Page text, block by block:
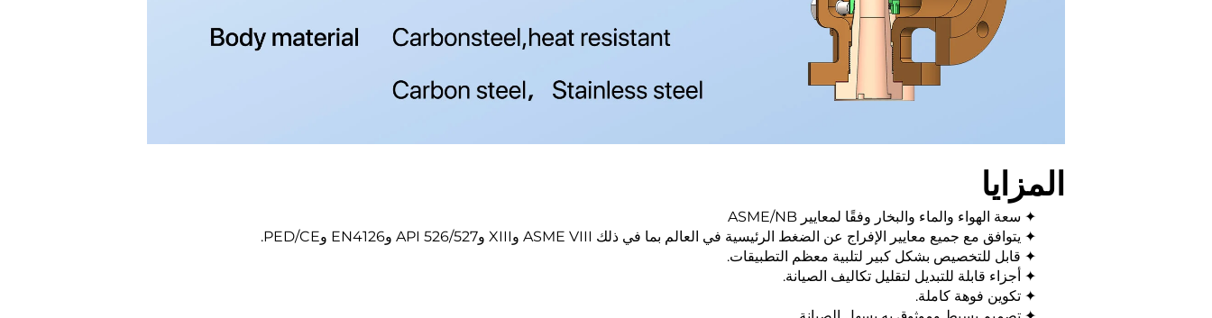
المزايا
✦ سعة الهواء والماء والبخار وفقًا لمعايير ASME/NB
✦ يتوافق مع جميع معايير الإفراج عن الضغط الرئيسية في العالم بما في ذلك ASME VIII وXIII وAPI 526/527 وEN4126 وPED/CE.
✦ قابل للتخصيص بشكل كبير لتلبية معظم التطبيقات.
✦ أجزاء قابلة للتبديل لتقليل تكاليف الصيانة.
✦ تكوين فوهة كاملة.